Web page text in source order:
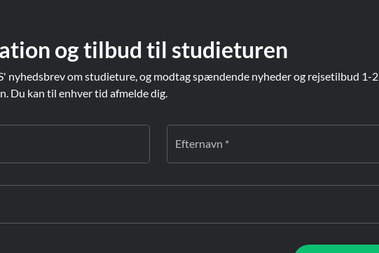
og tilbud til studieturen
nyhedsbrev om studieture, og modtag spændende nyheder og rejsetilbud 1-2
Du kan til enhver tid afmelde dig.
Efternavn *